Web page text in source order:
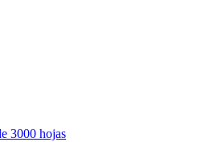
3000 hojas